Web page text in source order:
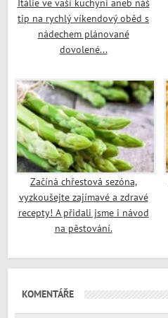
Itálie ve vaší kuchyni aneb náš
tip na rychlý víkendový oběd s
nádechem plánované
dovolené...
Začíná chřestová sezóna,
vyzkoušejte zajímavé a zdravé
recepty! A přidali jsme i návod
na pěstování.
KOMENTÁŘE